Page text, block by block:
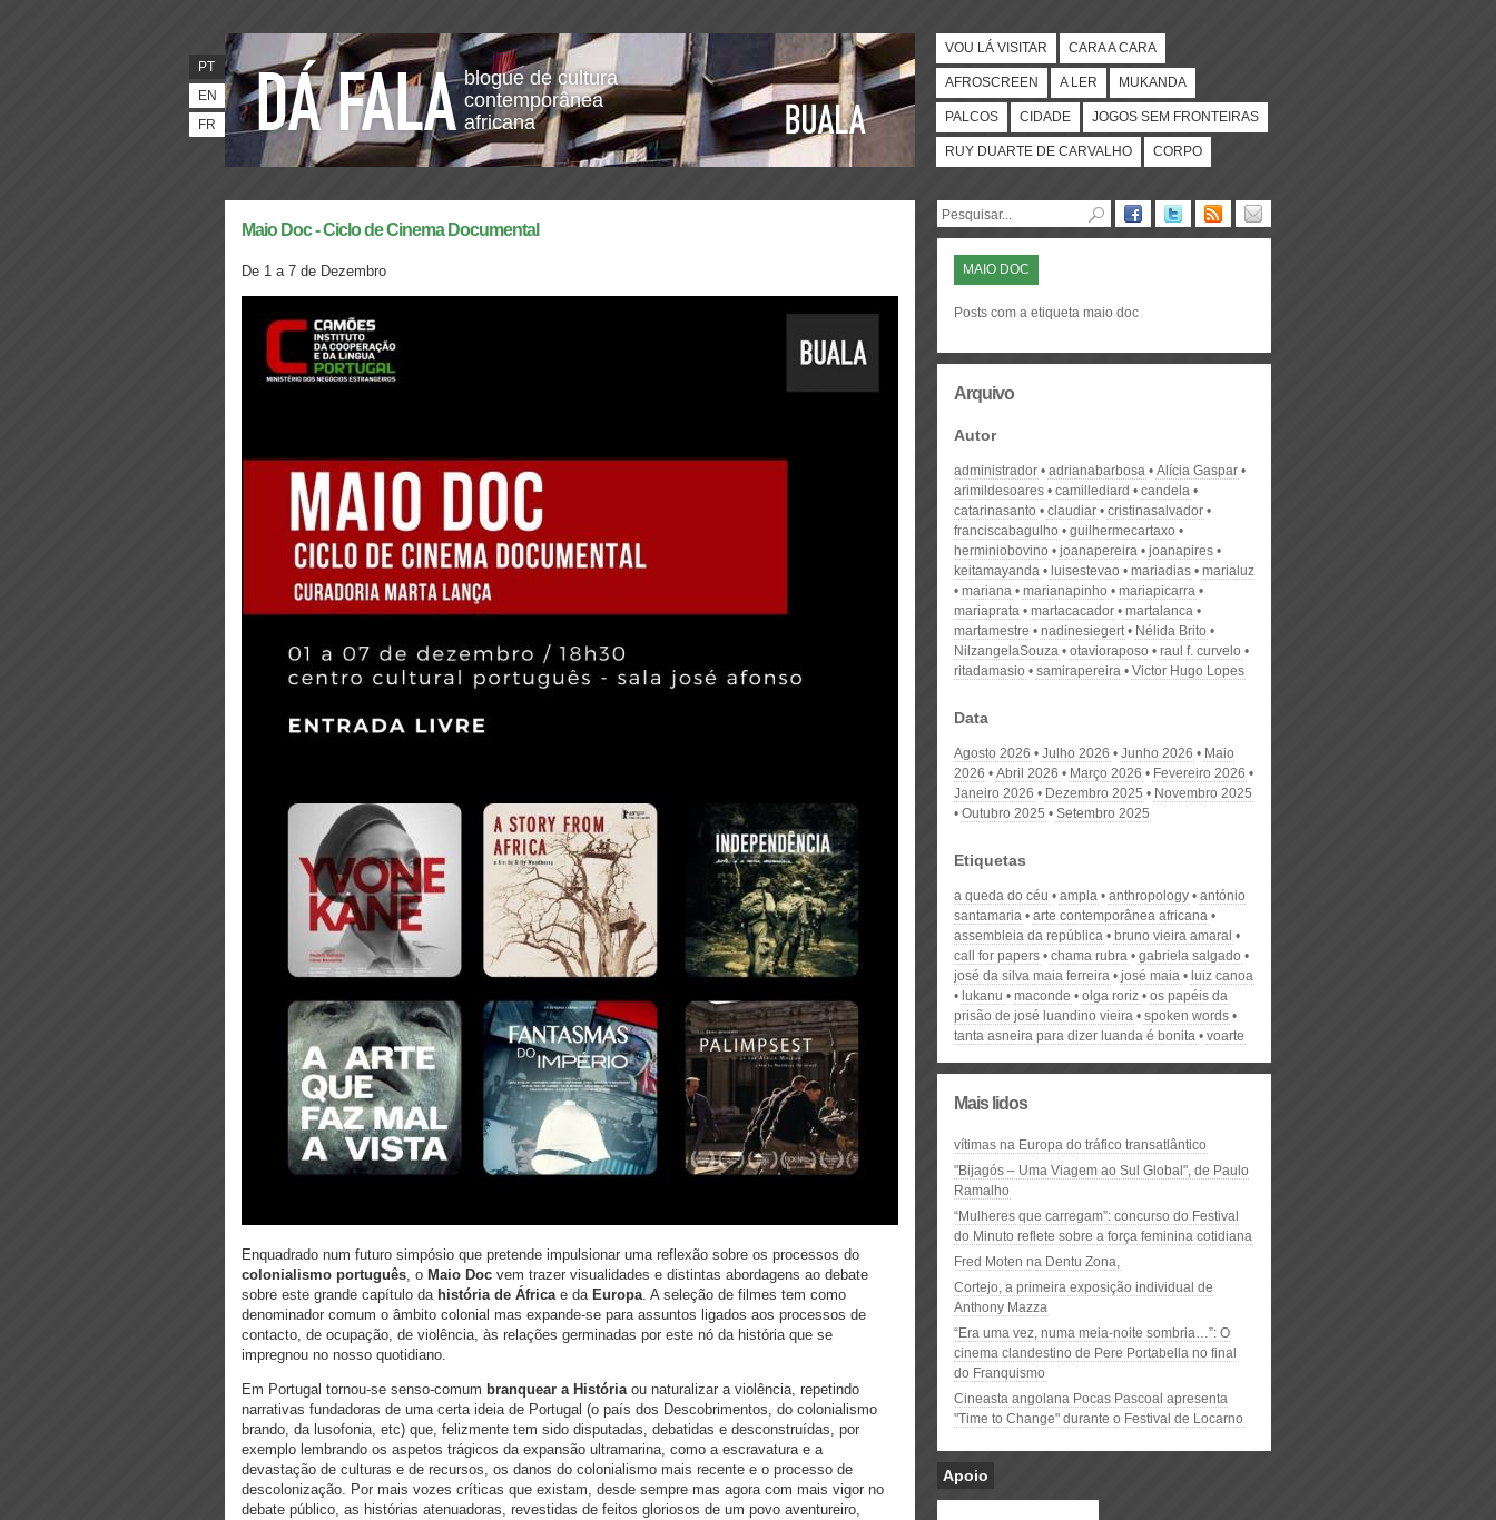
blogue de cultura
contemporânea
africana
PT
EN
FR
VOU LÁ VISITAR CARA A CARA
AFROSCREEN A LER MUKANDA
PALCOS CIDADE JOGOS SEM FRONTEIRAS
RUY DUARTE DE CARVALHO CORPO
Maio Doc - Ciclo de Cinema Documental
De 1 a 7 de Dezembro
Enquadrado num futuro simpósio que pretende impulsionar uma reflexão sobre os processos do
colonialismo português, o Maio Doc vem trazer visualidades e distintas abordagens ao debate
sobre este grande capítulo da história de Áfricae da Europa. A seleção de filmes tem como
denominador comum o âmbito colonial mas expande-se para assuntos ligados aos processos de
contacto, de ocupação, de violência, às relações germinadas por este nó da história que se
impregnou no nosso quotidiano.
Em Portugal tornou-se senso-comum branquear a Históriaou naturalizar a violência, repetindo
narrativas fundadoras de uma certa ideia de Portugal (o país dos Descobrimentos, do colonialismo
brando, da lusofonia, etc) que, felizmente tem sido disputadas, debatidas e desconstruídas, por
exemplo lembrando os aspetos trágicos da expansão ultramarina, como a escravatura e a
devastação de culturas e de recursos, os danos do colonialismo mais recente e o processo de
descolonização. Por mais vozes críticas que existam, desde sempre mas agora com mais vigor no
debate público, as histórias atenuadoras, revestidas de feitos gloriosos de um povo aventureiro,
MAIO DOC
Posts com a etiqueta maio doc
Arquivo
Autor
administrador adrianabarbosa
Alícia Gaspar
arimildesoares
camillediard
candela
catarinasanto
claudiar
cristinasalvador
franciscabagulho
guilhermecartaxo
herminiobovino
joanapereira
joanapires
keitamayanda
luisestevao mariadias
marialuz
mariana
marianapinho
mariapicarra
mariaprata
martacacador
martalanca
martamestre
nadinesiegert
Nélida Brito
NilzangelaSouza
otavioraposo
raul f. curvelo
ritadamasio
samirapereira Victor Hugo Lopes
Data
Agosto 2026 Julho 2026 Junho 2026
Maio
2026
Abril 2026 Março 2026
Fevereiro 2026
Janeiro 2026
Dezembro 2025
Novembro 2025
Outubro 2025
Setembro 2025
Etiquetas
a queda do céu ampla anthropology
antónio
santamaria
arte contemporânea africana
assembleia da república
bruno vieira amaral
call for papers
chama rubra
gabriela salgado
josé da silva maia ferreira
josé maia
luiz canoa
lukanu
maconde olga roriz
os papéis da
prisão de josé luandino vieira
spoken words
tanta asneira para dizer luanda é bonita
voarte
Mais lidos
vítimas na Europa do tráfico transatlântico
"Bijagós – Uma Viagem ao Sul Global", de Paulo
Ramalho
“Mulheres que carregam”: concurso do Festival
do Minuto reflete sobre a força feminina cotidiana
Fred Moten na Dentu Zona,
Cortejo, a primeira exposição individual de
Anthony Mazza
“Era uma vez, numa meia-noite sombria…”: O
cinema clandestino de Pere Portabella no final
do Franquismo
Cineasta angolana Pocas Pascoal apresenta
"Time to Change" durante o Festival de Locarno
Apoio